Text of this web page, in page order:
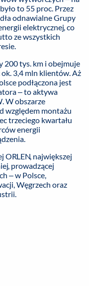
to 55 proc. Przez
odnawialne Grupy
elektrycznej, co
ze wszystkich
200 tys. km i obejmuje
3,4 mln klientów. Aż
podłączona jest
– to aktywa
W obszarze
względem montażu
trzeciego kwartału
energii
ORLEN, największej
prowadzącej
– w Polsce,
Węgrzech oraz